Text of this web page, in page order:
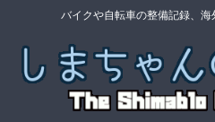
バイクや自転車の整備記録、海